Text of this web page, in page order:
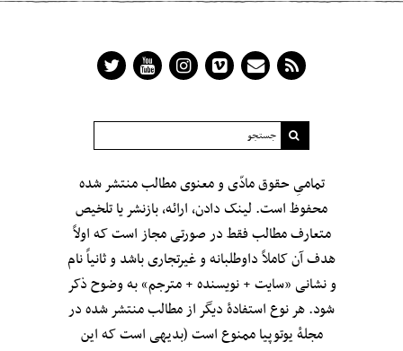
تمامیِ حقوق مادّی و معنوی مطالب منتشر شده
محفوظ است. لینک دادن، ارائه، بازنشر یا تلخیص
متعارف مطالب فقط در صورتی مجاز است که اولاً
هدف آن کاملاً داوطلبانه و غیرتجاری باشد و ثانیاً نام
و نشانی «سایت + نویسنده + مترجم» به وضوح ذکر
شود. هر نوع استفادهٔ دیگر از مطالب منتشر شده در
مجلهٔ یوتوپیا ممنوع است (بدیهی است که این